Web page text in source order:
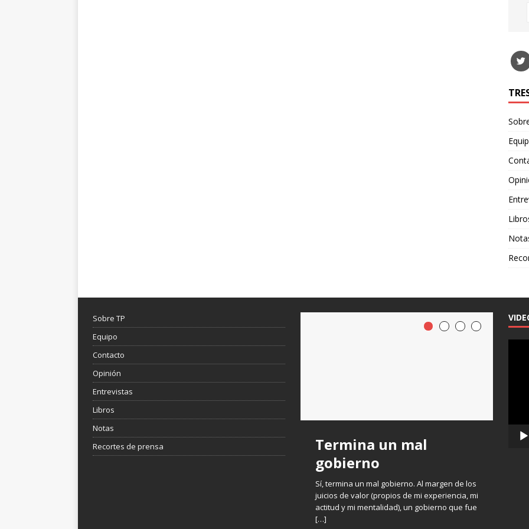
Sobre TP
Equipo
Contacto
Opinión
Entrevistas
Libros
Notas
Recortes de prensa
Termina un mal
gobierno
Sí, termina un mal gobierno. Al margen de los
juicios de valor (propios de mi experiencia, mi
actitud y mi mentalidad), un gobierno que fue
[…]